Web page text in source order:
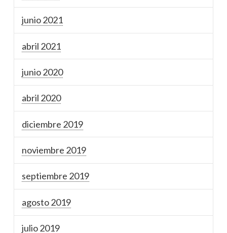
junio 2021
abril 2021
junio 2020
abril 2020
diciembre 2019
noviembre 2019
septiembre 2019
agosto 2019
julio 2019